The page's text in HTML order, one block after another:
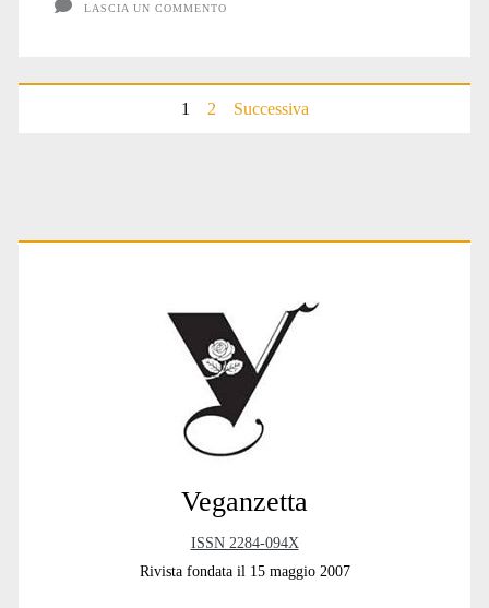
LASCIA UN COMMENTO
Paginazione
1 2 Successiva
Primary
Veganzetta
ISSN 2284-094X
Rivista fondata il 15 maggio 2007